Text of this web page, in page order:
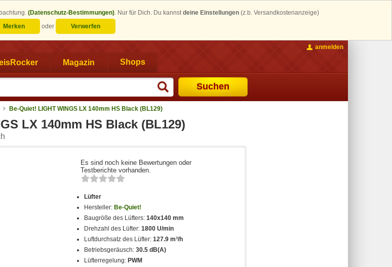
(Datenschutz-Bestimmungen). Nur für Dich. Du kannstdeine Einstellungen (z.b. Versandkostenanzeige)
Merken
oder Verwerfen
Magazin Shops
Suchen
anmelden
Be-Quiet! LIGHT WINGS LX 140mm HS Black (BL129)
LX 140mm HS Black (BL129)
Es sind noch keine Bewertungen oder
Testberichte vorhanden.
Lüfter
Hersteller: Be-Quiet!
Baugröße des Lüfters:140x140 mm
Drehzahl des Lüfter:1800 U/min
Luftdurchsatz des Lüfter:127.9 m³/h
Betriebsgeräusch:30.5 dB(A)
Lüfterregelung: PWM